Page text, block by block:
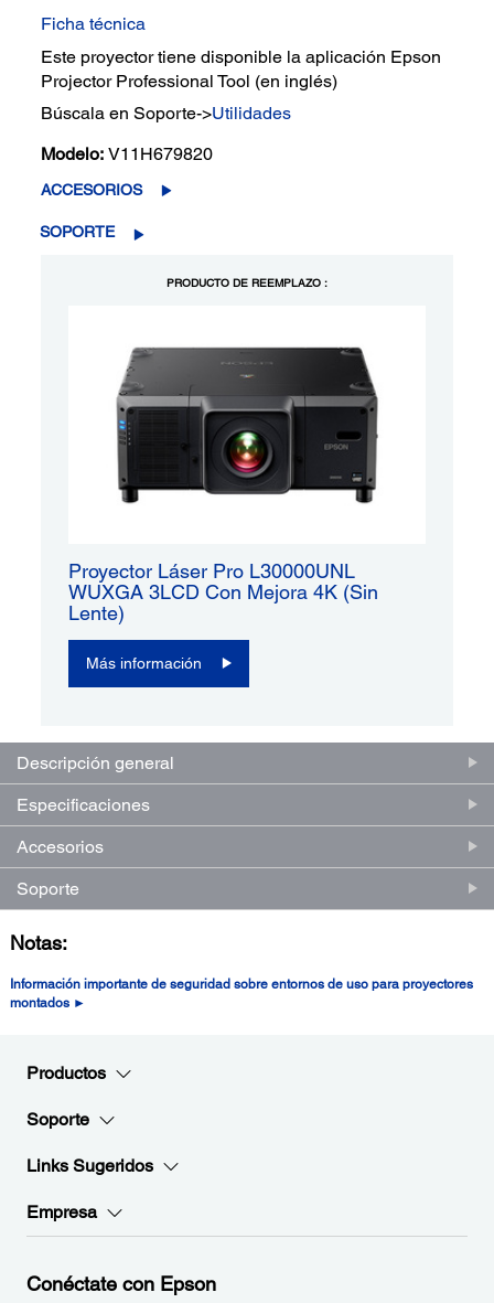
Ficha técnica
Este proyector tiene disponible la aplicación Epson
Projector Professional Tool (en inglés)
Búscala en Soporte->Utilidades
Modelo: V11H679820
ACCESORIOS
SOPORTE
PRODUCTO DE REEMPLAZO :
Proyector Láser Pro L30000UNL
WUXGA 3LCD Con Mejora 4K (sin
Lente)
Más información
Descripción general
Especificaciones
Accesorios
Soporte
Notas:
Información importante de seguridad sobre entornos de uso para proyectores
montados ►
Productos
Soporte
Links Sugeridos
Empresa
Conéctate con Epson